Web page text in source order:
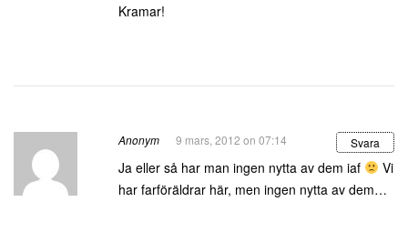
Kramar!
Anonym 9 mars, 2012 on 07:14 Svara
Ja eller så har man ingen nytta av dem iaf
Vi
har farföräldrar här, men ingen nytta av dem…